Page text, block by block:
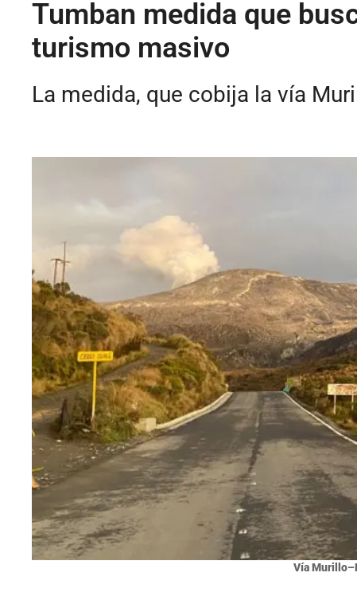
Tumban medida que
turismo masivo
La medida, que cobija la vía
Vía